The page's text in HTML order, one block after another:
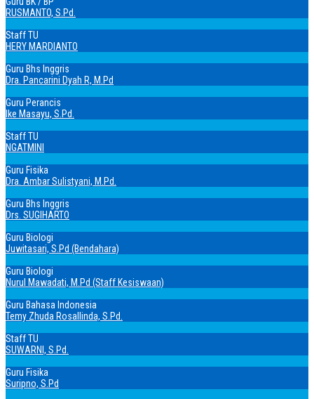
RUSMANTO, S.Pd.
Staff TU
HERY MARDIANTO
Guru Bhs Inggris
Dra. Pancarini Dyah R, M.Pd
Guru Perancis
Ike Masayu, S.Pd.
Staff TU
NGATMINI
Guru Fisika
Dra. Ambar Sulistyani, M.Pd.
Guru Bhs Inggris
Drs. SUGIHARTO
Guru Biologi
Juwitasari, S.Pd (Bendahara)
Guru Biologi
Nurul Mawadati, M.Pd (Staff Kesiswaan)
Guru Bahasa Indonesia
Temy Zhuda Rosallinda, S.Pd.
Staff TU
SUWARNI, S.Pd.
Guru Fisika
Suripno, S.Pd